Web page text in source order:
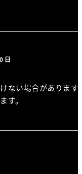
日
ない場合があります
す。